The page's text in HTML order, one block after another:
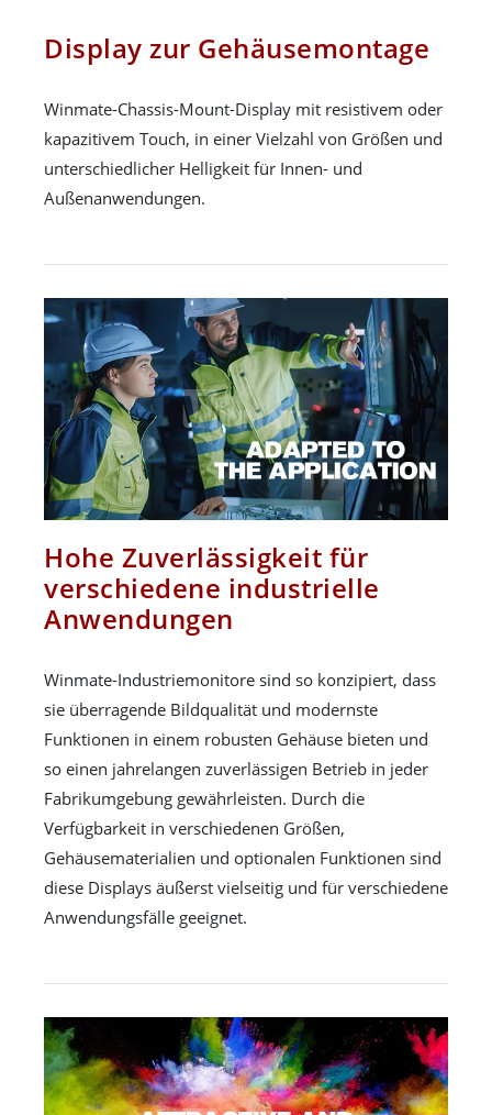
Display zur Gehäusemontage
Winmate-Chassis-Mount-Display mit resistivem oder
kapazitivem Touch, in einer Vielzahl von Größen und
unterschiedlicher Helligkeit für Innen- und
Außenanwendungen.
Hohe Zuverlässigkeit für
verschiedene industrielle
Anwendungen
Winmate-Industriemonitore sind so konzipiert, dass
sie überragende Bildqualität und modernste
Funktionen in einem robusten Gehäuse bieten und
so einen jahrelangen zuverlässigen Betrieb in jeder
Fabrikumgebung gewährleisten. Durch die
Verfügbarkeit in verschiedenen Größen,
Gehäusematerialien und optionalen Funktionen sind
diese Displays äußerst vielseitig und für verschiedene
Anwendungsfälle geeignet.